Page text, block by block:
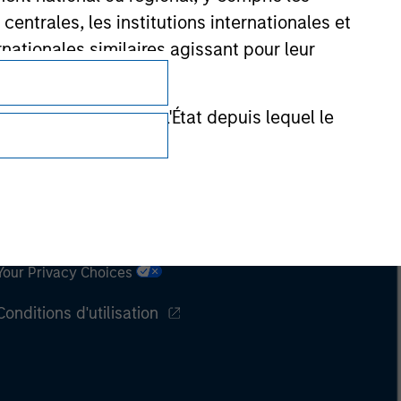
les institutions internationales et
similaires agissant pour leur
réglementation de l'État depuis lequel le
Privacy Choices
d'utilisation